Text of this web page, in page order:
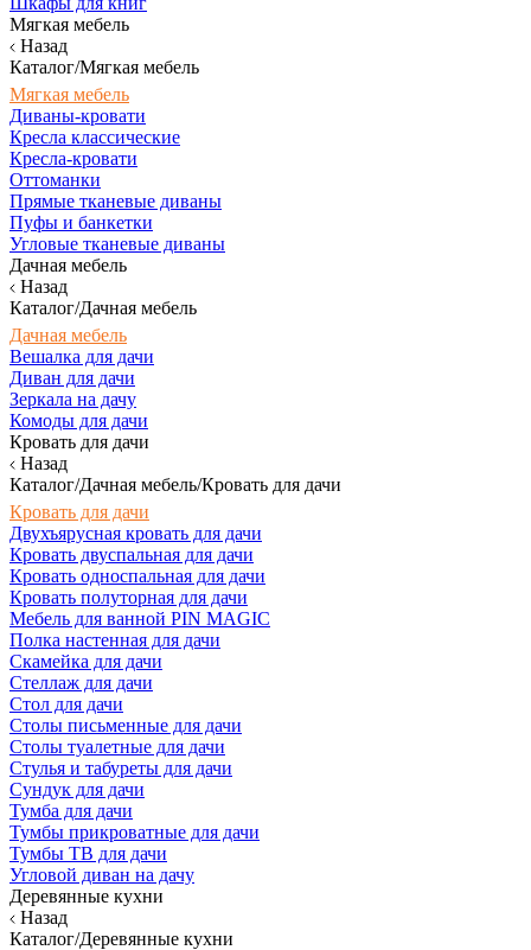
Мягкая мебель
Назад
Каталог/Мягкая мебель
Мягкая мебель
Диваны-кровати
Кресла классические
Кресла-кровати
Оттоманки
Прямые тканевые диваны
Пуфы и банкетки
Угловые тканевые диваны
Дачная мебель
Назад
Каталог/Дачная мебель
Дачная мебель
Вешалка для дачи
Диван для дачи
Зеркала на дачу
Комоды для дачи
Кровать для дачи
Назад
Каталог/Дачная мебель/Кровать для дачи
Кровать для дачи
Двухъярусная кровать для дачи
Кровать двуспальная для дачи
Кровать односпальная для дачи
Кровать полуторная для дачи
Мебель для ванной PIN MAGIC
Полка настенная для дачи
Скамейка для дачи
Стеллаж для дачи
Стол для дачи
Столы письменные для дачи
Столы туалетные для дачи
Стулья и табуреты для дачи
Сундук для дачи
Тумба для дачи
Тумбы прикроватные для дачи
Тумбы ТВ для дачи
Угловой диван на дачу
Деревянные кухни
Назад
Каталог/Деревянные кухни